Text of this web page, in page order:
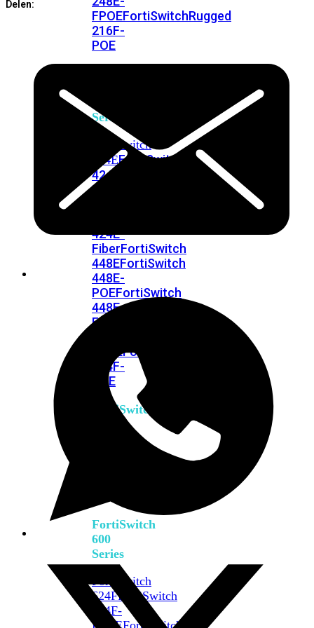
FPOEFortiSwitchRugged
216F-
POE
Series
FortiSwitch
424EFortiSwitch
424E-
POE
424E-
FiberFortiSwitch
448EFortiSwitch
448E-
POEFortiSwitch
448E-
FPOE
FPOEFortiSwitchRugged
424F-
POE
FortiSwitch
FortiSwitch
600
Series
FortiSwitch
624FFortiSwitch
624F-
FPOEFortiSwitch
Delen: